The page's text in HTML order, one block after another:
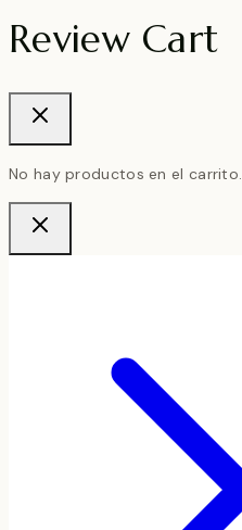
Review Cart
No hay productos en el carrito.